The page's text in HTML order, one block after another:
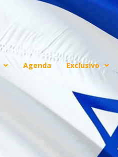
Agenda Exclusivo